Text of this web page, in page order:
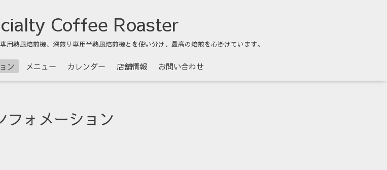
Coffee Roaster
用熱風焙煎機、深煎り専用半熱風焙煎機とを使い分け、最高の焙煎を心掛けています。
ン メニュー カレンダー 店舗情報 お問い合わせ
フォメーション